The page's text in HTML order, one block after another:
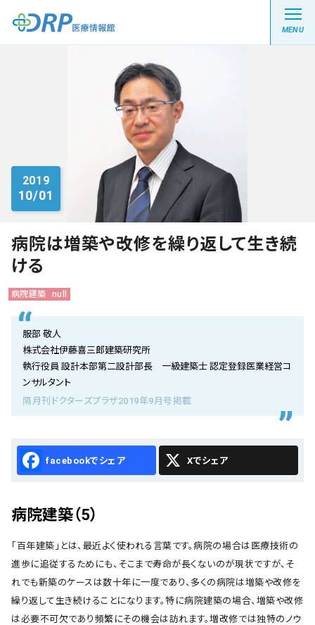
MENU
最新の注目記事
栄養健康レシピ
医療系学生記事
健康川柳
DRP医療情報館とは?
会社概要
お知らせ
お問い合わせ
2019
10/01
病院は増築や改修を繰り返して生き続
ける
病院建築 null
服部 敬人
株式会社伊藤喜三郎建築研究所
執行役員 設計本部第二設計部長 一級建築士 認定登録医業経営コ
ンサルタント
隔月刊ドクターズプラザ2019年9月号掲載
Facebook X
病院建築（5）
「百年建築」とは、最近よく使われる言葉です。病院の場合は医療技術の
進歩に追従するためにも、そこまで寿命が長くないのが現状ですが、そ
れでも新築のケースは数十年に一度であり、多くの病院は増築や改修を
繰り返して生き続けることになります。特に病院建築の場合、増築や改修
は必要不可欠であり頻繁にその機会は訪れます。増改修では独特のノウ